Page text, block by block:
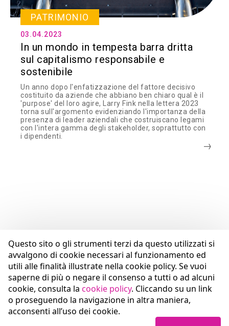
Questo sito o gli strumenti terzi da questo utilizzati si
avvalgono di cookie necessari al funzionamento ed
utili alle finalità illustrate nella cookie policy. Se vuoi
saperne di più o negare il consenso a tutti o ad alcuni
cookie, consulta la cookie policy. Cliccando su un link
o proseguendo la navigazione in altra maniera,
acconsenti all’uso dei cookie.
PATRIMONIO
03.04.2023
In un mondo in tempesta barra dritta
sul capitalismo responsabile e
sostenibile
Un anno dopo l'enfatizzazione del fattore decisivo
costituito da aziende che abbiano ben chiaro qual è il
'purpose' del loro agire, Larry Fink nella lettera 2023
torna sull'argomento evidenziando l'importanza della
presenza di leader aziendali che costruiscano legami
con l'intera gamma degli stakeholder, soprattutto con
i dipendenti.